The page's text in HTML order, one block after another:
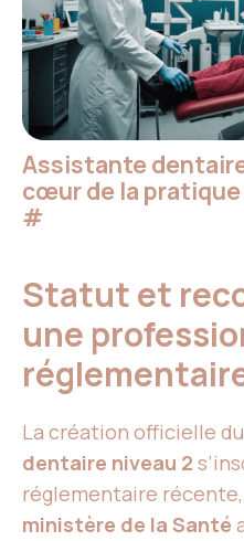
Assistante
cœur de la
#
Statut et
une
La création officielle du
dentaire niveau 2
réglementaire
ministère de la Santé